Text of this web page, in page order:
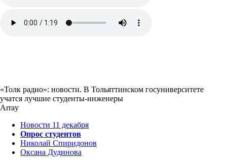
«Толк радио»: новости. В Тольяттинском госуниверситете
учатся лучшие студенты-инженеры
Array
Новости 11 декабря
Опрос студентов
Николай Спиридонов
Оксана Дудинова